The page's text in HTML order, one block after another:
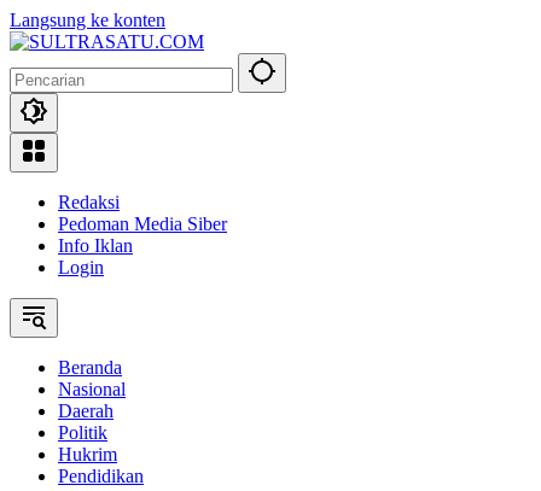
Langsung ke konten
Redaksi
Pedoman Media Siber
Info Iklan
Login
Beranda
Nasional
Daerah
Politik
Hukrim
Pendidikan